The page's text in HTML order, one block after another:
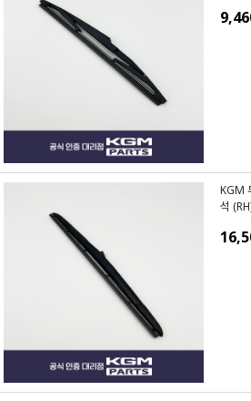
KGM
석